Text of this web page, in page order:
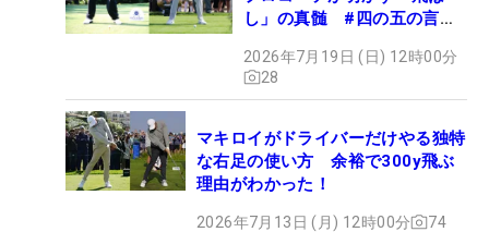
し」の真髄 #四の五の言わ
2026年7月19日 (日) 12時00分
28
マキロイがドライバーだけやる独特
な右足の使い方 余裕で300y飛ぶ
理由がわかった！
2026年7月13日 (月) 12時00分 74